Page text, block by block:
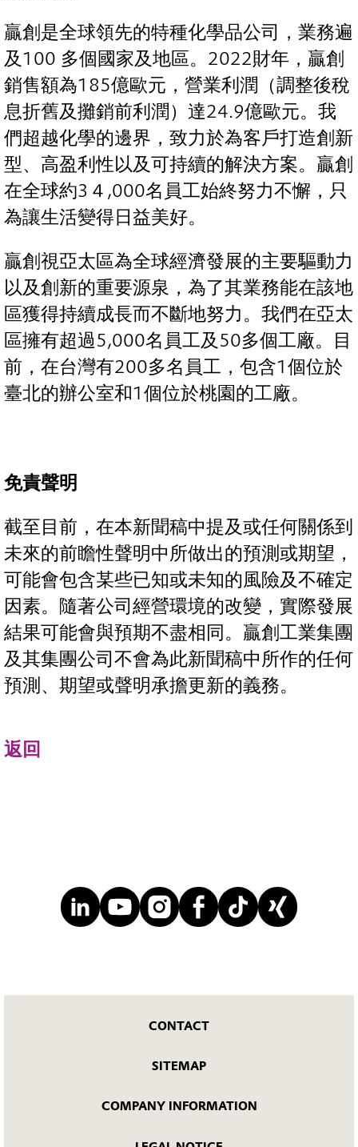
贏創是全球領先的特種化學品公司，業務遍
及100 多個國家及地區。2022財年，贏創
銷售額為185億歐元，營業利潤（調整後稅
息折舊及攤銷前利潤）達24.9億歐元。我
們超越化學的邊界，致力於為客戶打造創新
型、高盈利性以及可持續的解決方案。贏創
在全球約3４,000名員工始終努力不懈，只
為讓生活變得日益美好。
贏創視亞太區為全球經濟發展的主要驅動力
以及創新的重要源泉，為了其業務能在該地
區獲得持續成長而不斷地努力。我們在亞太
區擁有超過5,000名員工及50多個工廠。目
前，在台灣有200多名員工，包含1個位於
臺北的辦公室和1個位於桃園的工廠。
免責聲明
截至目前，在本新聞稿中提及或任何關係到
未來的前瞻性聲明中所做出的預測或期望，
可能會包含某些已知或未知的風險及不確定
因素。隨著公司經營環境的改變，實際發展
結果可能會與預期不盡相同。贏創工業集團
及其集團公司不會為此新聞稿中所作的任何
預測、期望或聲明承擔更新的義務。
返回
CONTACT
SITEMAP
COMPANY INFORMATION